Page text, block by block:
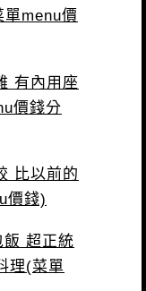
menu價
有內用座
價錢分
比以前的
價錢)
飯 超正統
理(菜單